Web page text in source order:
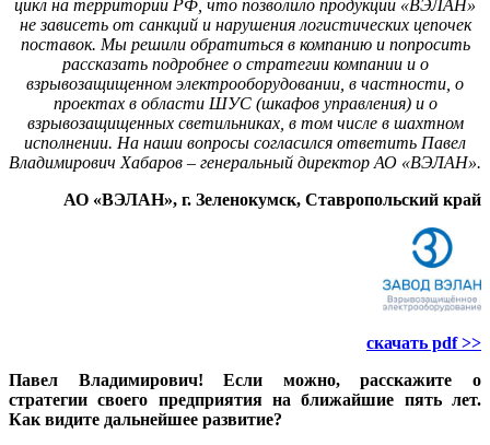
цикл на территории РФ, что позволило продукции «ВЭЛАН»
не зависеть от санкций и нарушения логистических цепочек
поставок. Мы решили обратиться в компанию и попросить
рассказать подробнее о стратегии компании и о
взрывозащищенном электрооборудовании, в частности, о
проектах в области ШУС (шкафов управления) и о
взрывозащищенных светильниках, в том числе в шахтном
исполнении. На наши вопросы согласился ответить Павел
Владимирович Хабаров – генеральный директор АО «ВЭЛАН».
АО «ВЭЛАН», г. Зеленокумск, Ставропольский край
скачать pdf >>
Павел Владимирович! Если можно, расскажите о
стратегии своего предприятия на ближайшие пять лет.
Как видите дальнейшее развитие?